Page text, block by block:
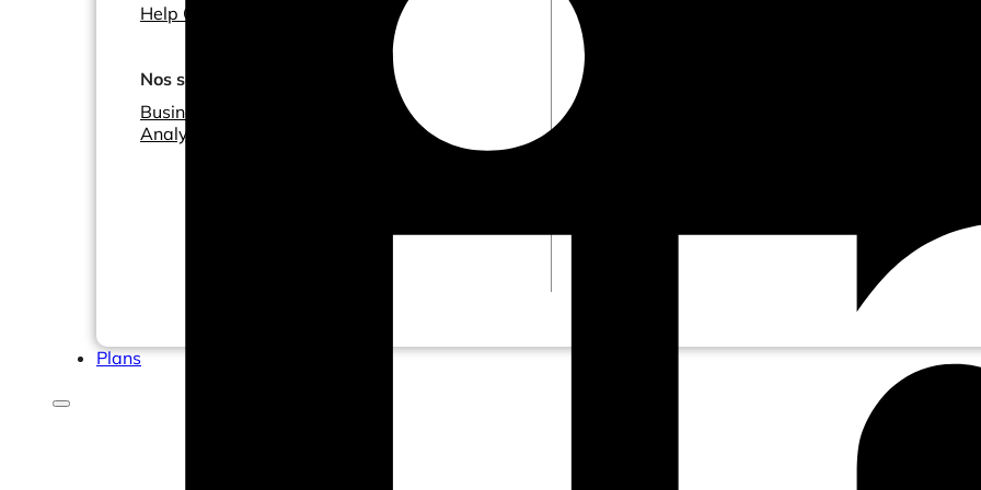
Help Center & Documentation
Nos services
Business Intelligence
Analyse Statistique & ML
Plans